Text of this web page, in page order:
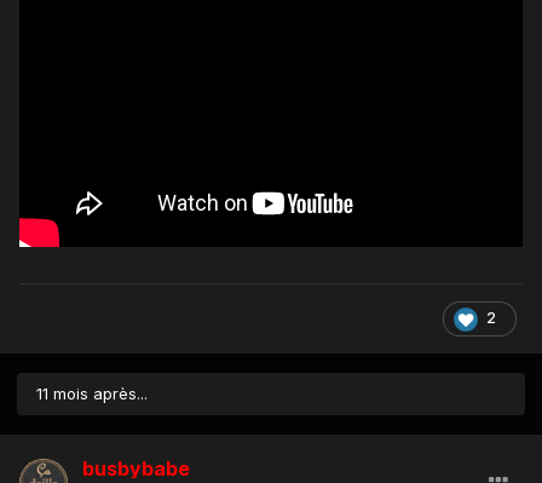
2
11 mois après...
busbybabe